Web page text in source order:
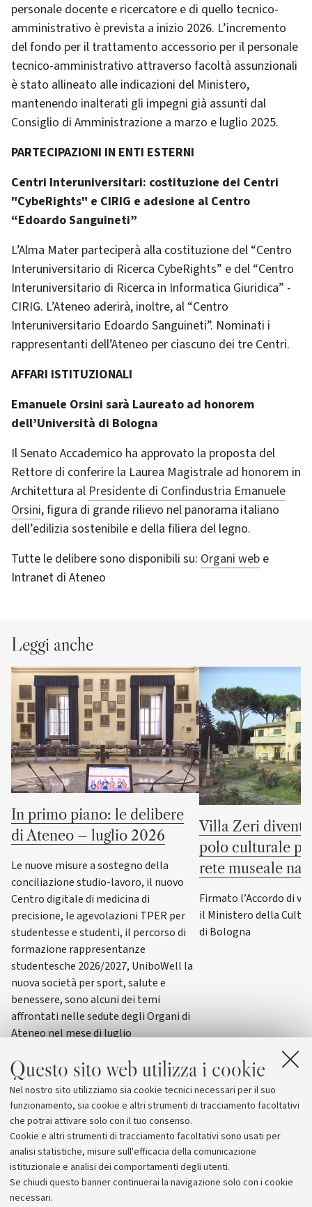
Questo sito web utilizza i cookie
Nel nostro sito utilizziamo sia cookie tecnici necessari per il suo
funzionamento, sia cookie e altri strumenti di tracciamento facoltativi
che potrai attivare solo con il tuo consenso.
Cookie e altri strumenti di tracciamento facoltativi sono usati per
analisi statistiche, misure sull'efficacia della comunicazione
istituzionale e analisi dei comportamenti degli utenti.
Se chiudi questo banner continuerai la navigazione solo con i cookie
necessari.
personale docente e ricercatore e di quello tecnico-
amministrativo è prevista a inizio 2026. L’incremento
del fondo per il trattamento accessorio per il personale
tecnico-amministrativo attraverso facoltà assunzionali
è stato allineato alle indicazioni del Ministero,
mantenendo inalterati gli impegni già assunti dal
Consiglio di Amministrazione a marzo e luglio 2025.
PARTECIPAZIONI IN ENTI ESTERNI
Centri Interuniversitari: costituzione dei Centri
"CybeRights" e CIRIG e adesione al Centro
“Edoardo Sanguineti”
L’Alma Mater parteciperà alla costituzione del “Centro
Interuniversitario di Ricerca CybeRights” e del “Centro
Interuniversitario di Ricerca in Informatica Giuridica” -
CIRIG. L’Ateneo aderirà, inoltre, al “Centro
Interuniversitario Edoardo Sanguineti”. Nominati i
rappresentanti dell’Ateneo per ciascuno dei tre Centri.
AFFARI ISTITUZIONALI
Emanuele Orsini sarà Laureato ad honorem
dell’Università di Bologna
Il Senato Accademico ha approvato la proposta del
Rettore di conferire la Laurea Magistrale ad honorem in
Architettura al Presidente di Confindustria Emanuele
Orsini, figura di grande rilievo nel panorama italiano
dell’edilizia sostenibile e della filiera del legno.
Tutte le delibere sono disponibili su: Organi web e
Intranet di Ateneo
Leggi anche
In primo piano: le delibere
di Ateneo – luglio 2026
Le nuove misure a sostegno della
conciliazione studio-lavoro, il nuovo
Centro digitale di medicina di
precisione, le agevolazioni TPER per
studentesse e studenti, il percorso di
formazione rappresentanze
studentesche 2026/2027, UniboWell la
nuova società per sport, salute e
benessere, sono alcuni dei temi
affrontati nelle sedute degli Organi di
Ateneo nel mese di luglio
Villa Zeri
polo culturale
rete museale
Firmato l’Accordo di
il Ministero della
di Bologna